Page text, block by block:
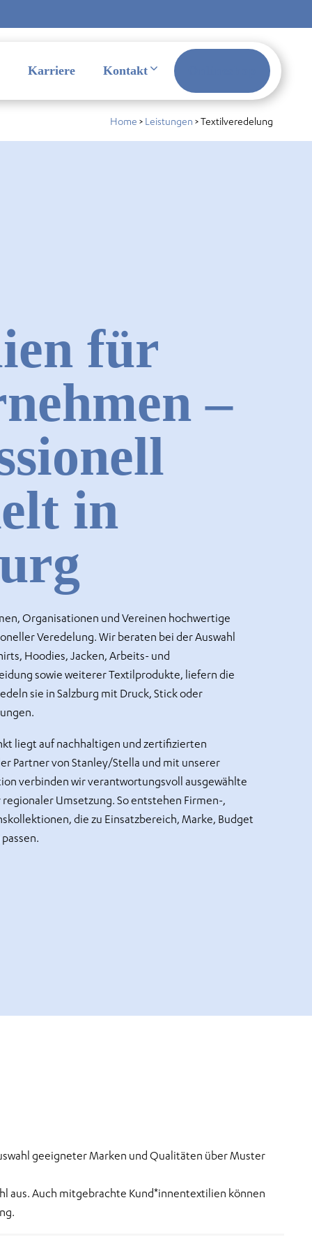
Karriere Kontakt
Home > Leistungen >Textilveredelung
für
–
in
Organisationen und Vereinen hochwertige
Veredelung. Wir beraten bei der Auswahl
Hoodies, Jacken, Arbeits- und
sowie weiterer Textilprodukte, liefern die
sie in Salzburg mit Druck, Stick oder
liegt auf nachhaltigen und zertifizierten
Partner von Stanley/Stella und mit unserer
verbinden wir verantwortungsvoll ausgewählte
Umsetzung. So entstehen Firmen-,
die zu Einsatzbereich, Marke, Budget
geeigneter Marken und Qualitäten über Muster
aus. Auch mitgebrachte Kund*innentextilien können